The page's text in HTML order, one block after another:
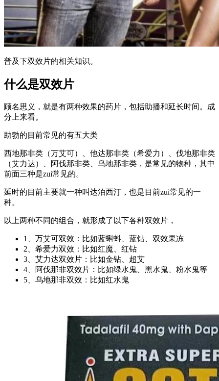
普及下双效片的相关知识。
什么是双效片
顾名思义，就是有两种效果的药片，包括助播和延长时间。成
分上来看。
助勃的目前常见的有五大类
西地那非类（万艾可）、他达那非类（希爱力）、伐地那非类
（艾力达）、阿伐那非类、乌地那非类，是常见的物种，其中
前面三种是zui常见的。
延时的目前主要就一种叫达泊西汀，也是目前zui常见的一
种。
以上两种不同的组合，就形成了以下各种双效片，
1、万艾可双效：比如蓝蝌蚪、蓝钻、双效果冻
2、希爱力双效：比如红魔、红钻
3、艾力达双效片：比如金钻、超艾
4、阿伐那非双效片：比如绿水鬼、黑水鬼、粉水鬼等
5、乌地那非双效：比如红水鬼